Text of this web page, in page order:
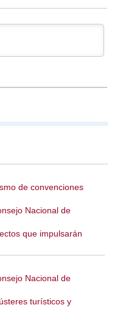
de convenciones
Nacional de
que impulsarán
Nacional de
turísticos y